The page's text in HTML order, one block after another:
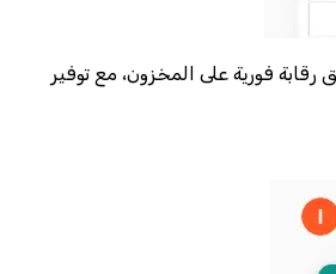
فورية على المخزون، مع توفير